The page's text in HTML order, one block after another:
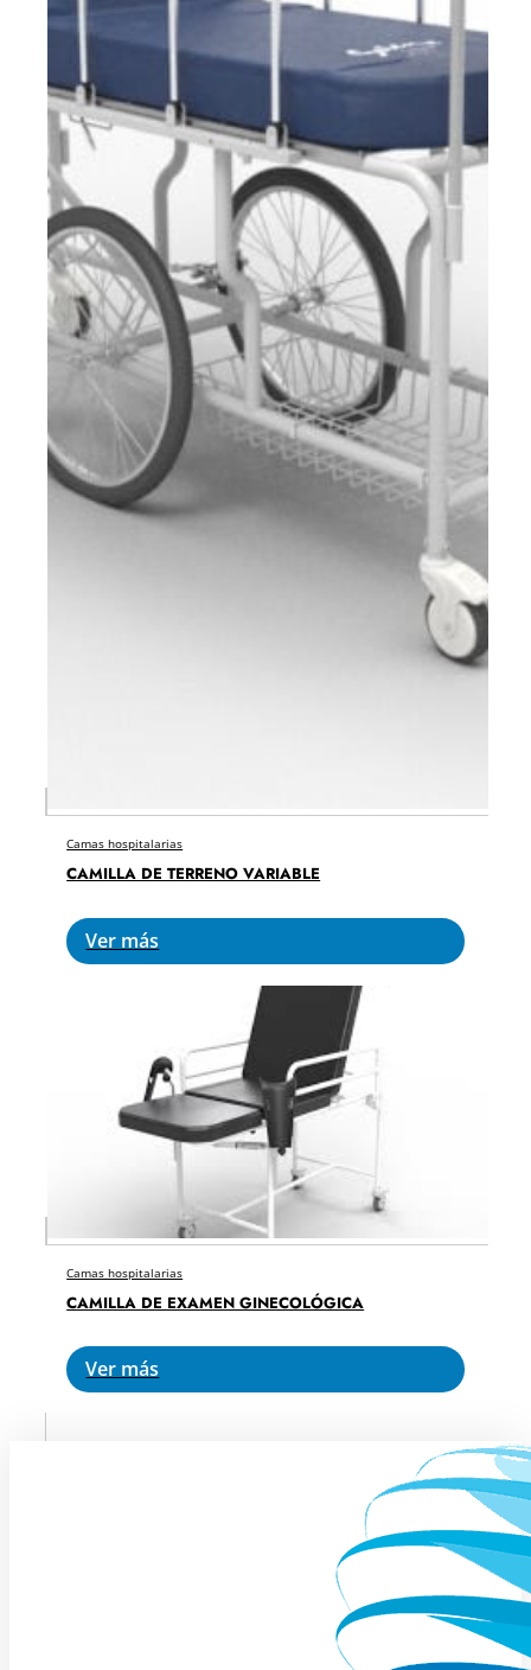
Camas hospitalarias
CAMILLA DE TERRENO VARIABLE
Ver más
Camas hospitalarias
CAMILLA DE EXAMEN GINECOLÓGICA
Ver más